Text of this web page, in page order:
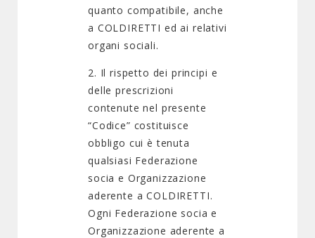
quanto compatibile, anche
a COLDIRETTI ed ai relativi
organi sociali.
2. Il rispetto dei principi e
delle prescrizioni
contenute nel presente
“Codice” costituisce
obbligo cui è tenuta
qualsiasi Federazione
socia e Organizzazione
aderente a COLDIRETTI.
Ogni Federazione socia e
Organizzazione aderente a